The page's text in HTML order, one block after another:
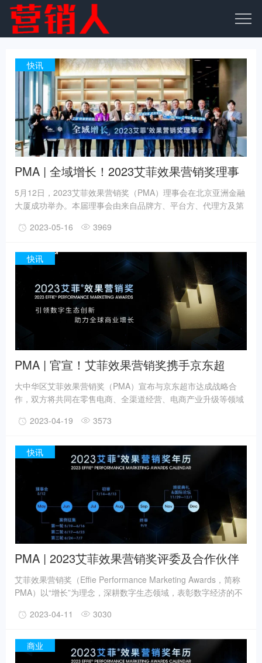
快讯
PMA | 全域增长！2023艾菲效果营销奖理事
会成功举办！
5月12日，2023艾菲效果营销奖（PMA）理事会在北京亚洲金融
大厦成功举办。本届理事会由来自品牌方、平台方、代理方及第
类别划分及定义进行了审议，并围绕全域经营、品牌增长及AIGC
全球发展。
2023-05-16 3969
快讯
PMA | 官宣！艾菲效果营销奖携手京东超
市，助力零售业态创新增长
大中华区艾菲效果营销奖（PMA）宣布与京东超市达成战略合
作，双方将共同在零售电商、全渠道经营、电商产业升级等领域
引领数字生态领域的实效进步，为全球商业增长提供新动力。
2023-04-19 3573
快讯
PMA | 2023艾菲效果营销奖评委及合作伙伴
招募开启！
艾菲效果营销奖（Effie Performance Marketing Awards，简称
PMA）以“增长”为理念，深耕数字生态领域，表彰数字经济的不
艾菲效果营销奖连续3年实现破“疫”增长！2022年，PMA参赛公
销奖（PMA）将聚焦全域经营、产业升级、智能终端、爆款内
容、直播电商、泛元宇宙等热点领域，以挖掘最具代表性的营销
2023-04-11 3030
商业